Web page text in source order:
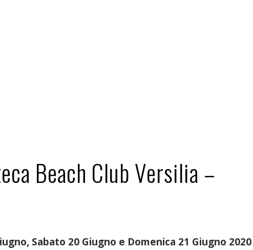
Beach Club Versilia –
Sabato 20 Giugno e Domenica 21 Giugno 2020